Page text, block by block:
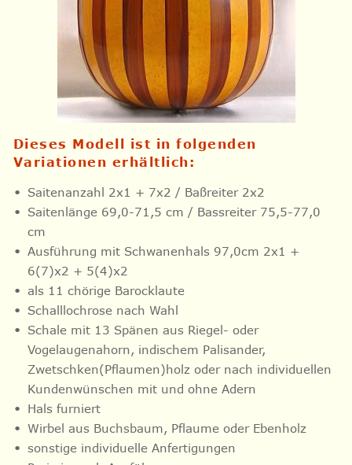
Dieses Modell ist in folgenden
Variationen erhältlich:
Saitenanzahl 2x1 + 7x2 / Baßreiter 2x2
Saitenlänge 69,0-71,5 cm / Bassreiter 75,5-77,0
cm
Ausführung mit Schwanenhals 97,0cm 2x1 +
6(7)x2 + 5(4)x2
als 11 chörige Barocklaute
Schalllochrose nach Wahl
Schale mit 13 Spänen aus Riegel- oder
Vogelaugenahorn, indischem Palisander,
Zwetschken(Pflaumen)holz oder nach individuellen
Kundenwünschen mit und ohne Adern
Hals furniert
Wirbel aus Buchsbaum, Pflaume oder Ebenholz
sonstige individuelle Anfertigungen